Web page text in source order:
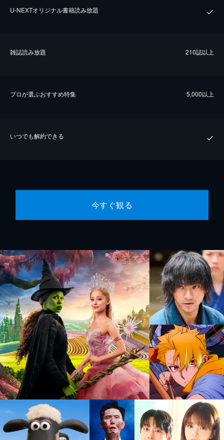
U-NEXTオリジナル書籍読み放題
雑誌読み放題 210誌以上
プロが選ぶおすすめ特集 5,000以上
いつでも解約できる
今すぐ観る